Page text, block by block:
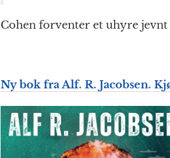
Cohen forventer et uhyre jevnt
Ny bok fra Alf. R. Jacobsen.